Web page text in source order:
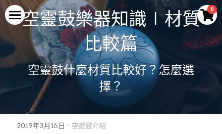
0
首頁
空靈鼓
輕巧迷你款式
蓮花款空靈鼓
旗艦款空靈鼓
空靈鼓演奏
空靈鼓演奏
曲譜與伴奏
教學與示範
空靈學堂
Q&A
空靈鼓樂器知識∣材質
比較篇
空靈鼓什麼材質比較好？怎麼選
擇？
2019年3月16日 · 空靈鼓介紹
×
商品分類
所有商品分類
最新優惠
腳架及配件